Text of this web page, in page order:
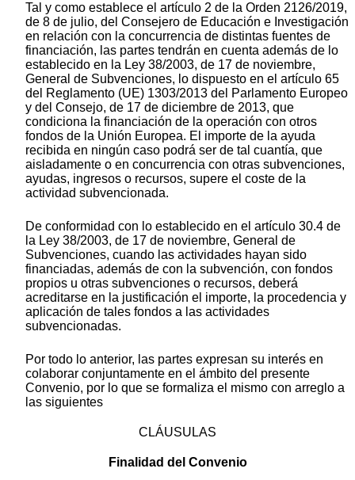
Tal y como establece el artículo 2 de la Orden 2126/2019,
de 8 de julio, del Consejero de Educación e Investigación
en relación con la concurrencia de distintas fuentes de
financiación, las partes tendrán en cuenta además de lo
establecido en la Ley 38/2003, de 17 de noviembre,
General de Subvenciones, lo dispuesto en el artículo 65
del Reglamento (UE) 1303/2013 del Parlamento Europeo
y del Consejo, de 17 de diciembre de 2013, que
condiciona la financiación de la operación con otros
fondos de la Unión Europea. El importe de la ayuda
recibida en ningún caso podrá ser de tal cuantía, que
aisladamente o en concurrencia con otras subvenciones,
ayudas, ingresos o recursos, supere el coste de la
actividad subvencionada.
De conformidad con lo establecido en el artículo 30.4 de
la Ley 38/2003, de 17 de noviembre, General de
Subvenciones, cuando las actividades hayan sido
financiadas, además de con la subvención, con fondos
propios u otras subvenciones o recursos, deberá
acreditarse en la justificación el importe, la procedencia y
aplicación de tales fondos a las actividades
subvencionadas.
Por todo lo anterior, las partes expresan su interés en
colaborar conjuntamente en el ámbito del presente
Convenio, por lo que se formaliza el mismo con arreglo a
las siguientes
CLÁUSULAS
Finalidad del Convenio